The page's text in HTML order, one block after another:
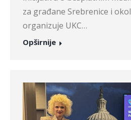
za građane Srebrenice i
organizuje UKC…
Opširnije